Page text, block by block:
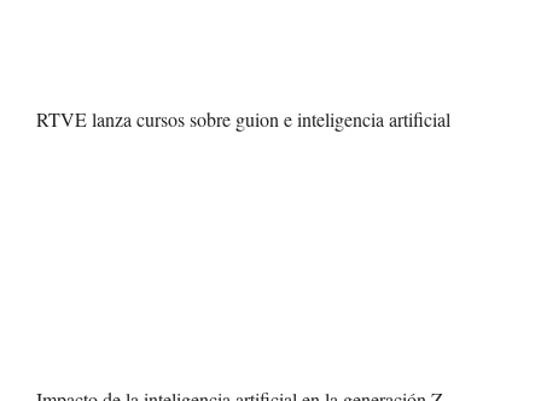
RTVE lanza cursos sobre guion e inteligencia artificial